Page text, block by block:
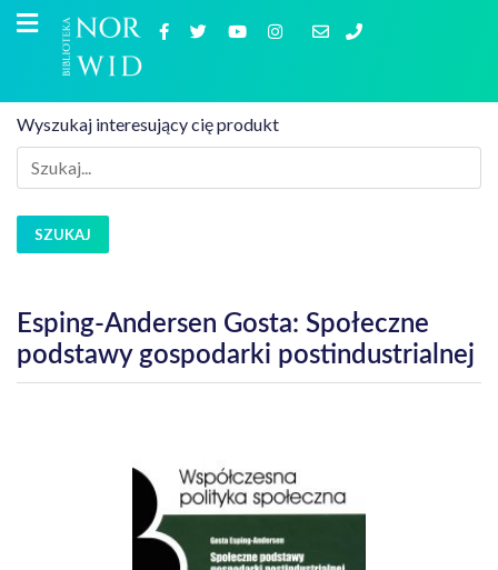
Wyszukaj interesujący cię produkt
SZUKAJ
Esping-Andersen Gosta: Społeczne
podstawy gospodarki postindustrialnej